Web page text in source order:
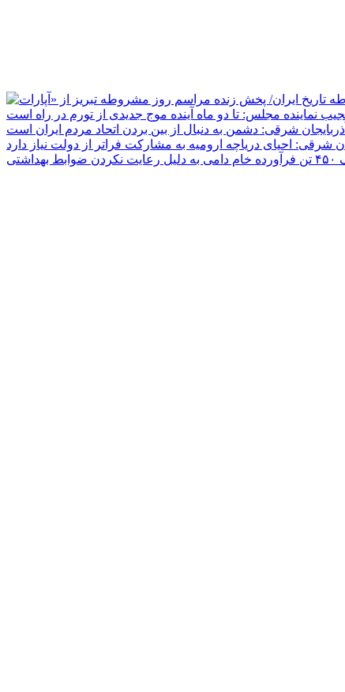
نماینده مجلس: تا دو ماه آینده موج جدیدی از تورم در راه است
شرقی: دشمن به دنبال از بین بردن اتحاد مردم ایران است
شرقی: احیای دریاچه ارومیه به مشارکت فراتر از دولت نیاز دارد